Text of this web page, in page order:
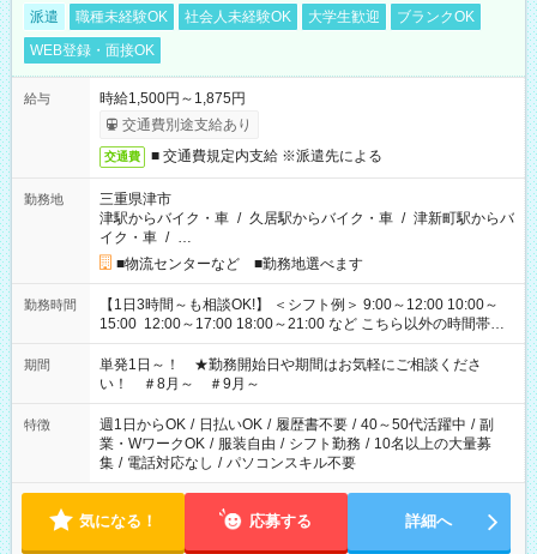
派遣 職種未経験OK 社会人未経験OK 大学生歓迎
ブランクOK
WEB登録・面接OK
給与
時給1,500円～1,875円
交通費別途支給あり
交通費 ■ 交通費規定内支給 ※派遣先による
勤務地
三重県津市
津駅からバイク・車 / 久居駅からバイク・車 / 津新町駅からバ
イク・車 / …
■物流センターなど ■勤務地選べます
勤務時間
【1日3時間～も相談OK!】 ＜シフト例＞ 9:00～12:00 10:00～
15:00 12:00～17:00 18:00～21:00 など こちら以外の時間帯も
お気軽にご相談ください！
期間
単発1日～！ ★勤務開始日や期間はお気軽にご相談くださ
い！ ＃8月～ ＃9月～
特徴 週1日からOK / 日払いOK / 履歴書不要 / 40～50代活躍中 / 副
業・WワークOK / 服装自由 / シフト勤務 / 10名以上の大量募
集 / 電話対応なし / パソコンスキル不要
気になる！ 応募する 詳細へ